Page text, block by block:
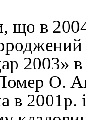
що в
2003» в
О.
в 2001р.